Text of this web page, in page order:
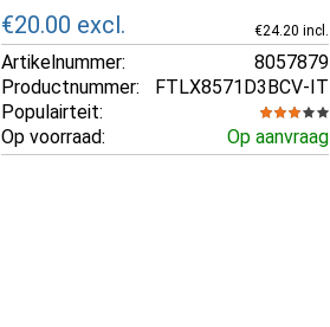
€20.00 excl. €24.20 incl.
Artikelnummer:
8057879
Productnummer:
FTLX8571D3BCV-IT
Populairteit:
Op voorraad:
Op aanvraag